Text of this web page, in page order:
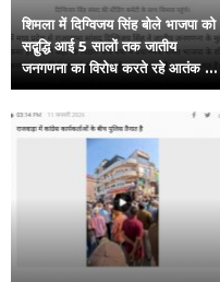
शिमला में दिग्विजय सिंह बोले भाजपा को
सद्बुद्धि आई 5 सालों तक जातीय
जनगणना का विरोध करते रहे आतंक के
खिलाफ कांग्रेस केन्द्र के साथ